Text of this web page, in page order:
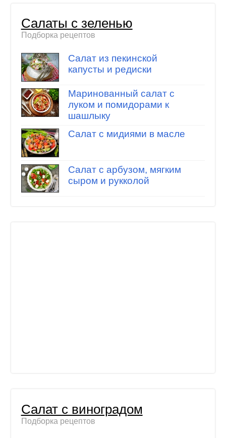
Салаты с зеленью
Подборка рецептов
Салат из пекинской
капусты и редиски
Маринованный салат с
луком и помидорами к
шашлыку
Салат с мидиями в масле
Салат с арбузом, мягким
сыром и рукколой
Салат с виноградом
Подборка рецептов